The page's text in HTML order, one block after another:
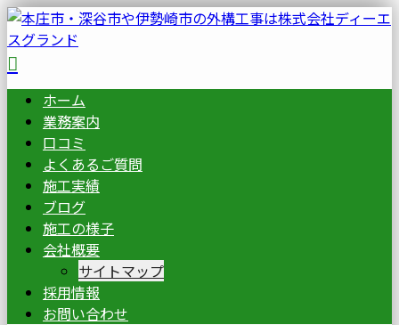
ホーム
業務案内
口コミ
よくあるご質問
施工実績
ブログ
施工の様子
会社概要
サイトマップ
採用情報
お問い合わせ